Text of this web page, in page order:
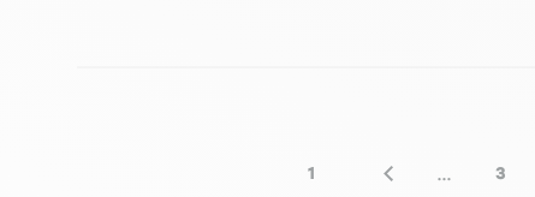
Erste Seite
1
Vorherige Seite
… Seite
3